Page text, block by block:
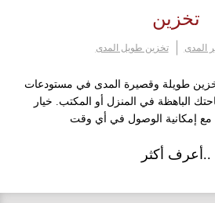
تخزين
تخزين طويل المدى المدى
طويلة وقصيرة المدى في مستودعات
الباهظة في المنزل أو المكتب. خيار
أعرف أكثر..